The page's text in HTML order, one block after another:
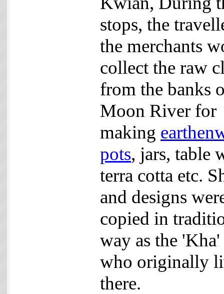
stops, the
the merchants
collect the raw
from the banks
Moon River for
making
pots, jars, table
terra cotta etc.
and designs
copied in
way as the
who originally
there.